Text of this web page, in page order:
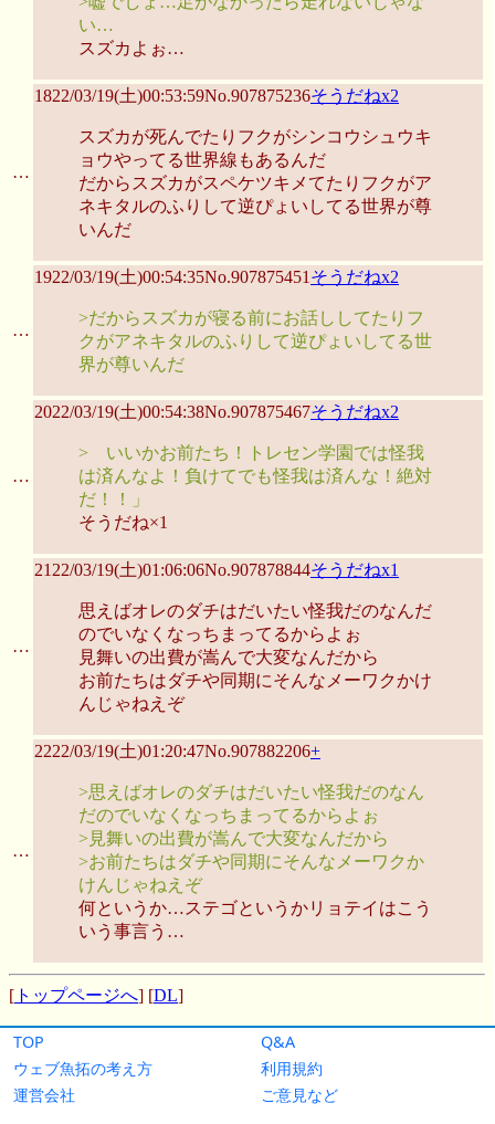
TOP
Q&A
ウェブ魚拓の考え方
利用規約
運営会社
ご意見など